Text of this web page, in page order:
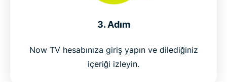
3. Adım
Now TV hesabınıza giriş yapın ve dilediğiniz
içeriği izleyin.